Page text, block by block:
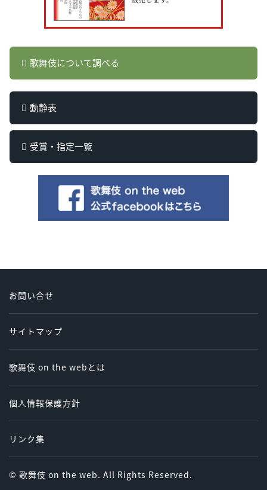
歌舞伎について調べる
動静表
受賞・指定一覧
お問い合せ
サイトマップ
歌舞伎 on the webとは
個人情報保護方針
リンク集
© 歌舞伎 on the web. All Rights Reserved.